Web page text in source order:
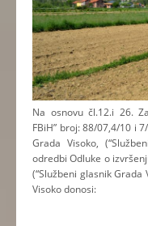
Na osnovu čl.12.i 26.
FBiH” broj: 88/07,4/10 i
Grada Visoko,
odredbi Odluke o
(“Službeni glasnik
Visoko donosi: